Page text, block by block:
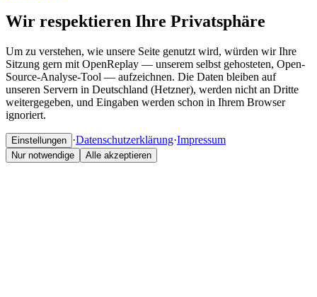
Wir respektieren Ihre Privatsphäre
Um zu verstehen, wie unsere Seite genutzt wird, würden wir Ihre
Sitzung gern mit OpenReplay — unserem selbst gehosteten, Open-
Source-Analyse-Tool — aufzeichnen. Die Daten bleiben auf
unseren Servern in Deutschland (Hetzner), werden nicht an Dritte
weitergegeben, und Eingaben werden schon in Ihrem Browser
ignoriert.
Einstellungen ·Datenschutzerklärung·Impressum
Nur notwendige Alle akzeptieren